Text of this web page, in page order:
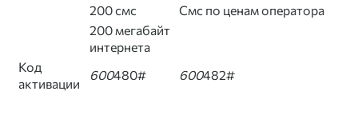
200 смс
Смс по ценам оператора
200 мегабайт
интернета
Код
активации
600480# 600482#